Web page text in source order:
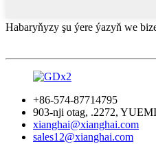
Habaryňyzy şu ýere ýazyň we
+86-574-87714795
903-nji otag, .2272,
xianghai@xianghai.com
sales12@xianghai.com